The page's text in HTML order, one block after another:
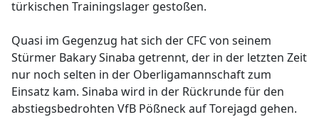
türkischen Trainingslager gestoßen.
Quasi im Gegenzug hat sich der CFC von seinem
Stürmer Bakary Sinaba getrennt, der in der letzten Zeit
nur noch selten in der Oberligamannschaft zum
Einsatz kam. Sinaba wird in der Rückrunde für den
abstiegsbedrohten VfB Pößneck auf Torejagd gehen.